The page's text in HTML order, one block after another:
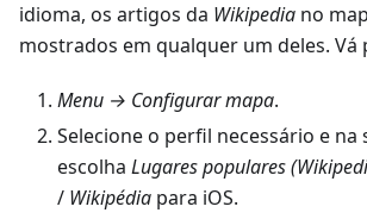
idioma, os artigos da Wikipedia no
mostrados em qualquer um deles. Vá
Menu → Configurar mapa.
Selecione o perfil necessário e na
escolha Lugares populares
/ Wikipédia para iOS.